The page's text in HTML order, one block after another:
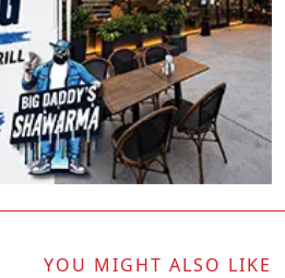
YOU MIGHT ALSO LIKE